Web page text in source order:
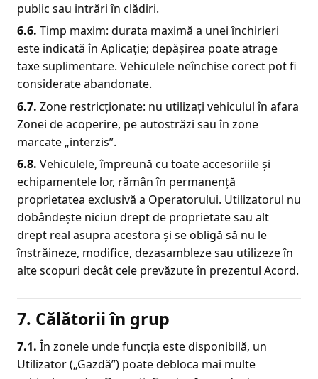
public sau intrări în clădiri.
6.6. Timp maxim: durata maximă a unei închirieri
este indicată în Aplicație; depășirea poate atrage
taxe suplimentare. Vehiculele neînchise corect pot fi
considerate abandonate.
6.7. Zone restricționate: nu utilizați vehiculul în afara
Zonei de acoperire, pe autostrăzi sau în zone
marcate „interzis”.
6.8. Vehiculele, împreună cu toate accesoriile și
echipamentele lor, rămân în permanență
proprietatea exclusivă a Operatorului. Utilizatorul nu
dobândește niciun drept de proprietate sau alt
drept real asupra acestora și se obligă să nu le
înstrăineze, modifice, dezasambleze sau utilizeze în
alte scopuri decât cele prevăzute în prezentul Acord.
7. Călătorii în grup
7.1. În zonele unde funcția este disponibilă, un
Utilizator („Gazdă”) poate debloca mai multe